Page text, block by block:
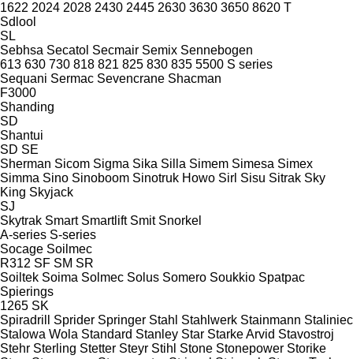
1622 2024 2028 2430 2445 2630 3630 3650 8620 T
Sdlool
SL
Sebhsa Secatol Secmair Semix Sennebogen
613 630 730 818 821 825 830 835 5500 S series
Sequani Sermac Sevencrane Shacman
F3000
Shanding
SD
Shantui
SD SE
Sherman Sicom Sigma Sika Silla Simem Simesa Simex
Simma Sino Sinoboom Sinotruk Howo Sirl Sisu Sitrak Sky
King Skyjack
SJ
Skytrak Smart Smartlift Smit Snorkel
A-series S-series
Socage Soilmec
R312 SF SM SR
Soiltek Soima Solmec Solus Somero Soukkio Spatpac
Spierings
1265 SK
Spiradrill
Sprider Springer Stahl Stahlwerk Stainmann Staliniec
Stalowa Wola Standard Stanley Star Starke Arvid Stavostroj
Stehr Sterling Stetter Steyr Stihl Stone Stonepower Storike